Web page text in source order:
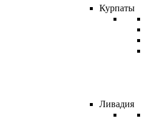
Курпаты
Ливадия